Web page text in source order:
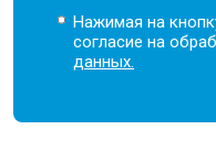
Нажимая на
согласие на
данных.